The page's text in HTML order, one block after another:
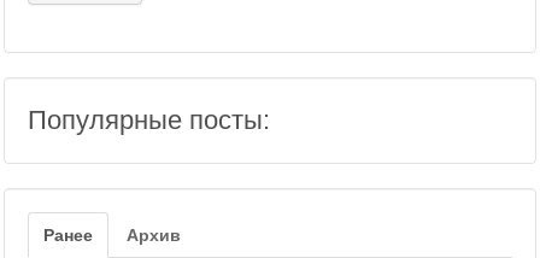
Популярные посты:
Ранее Архив